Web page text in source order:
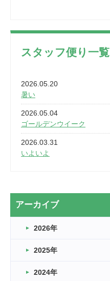
スタッフ便り一覧
2026.05.20
暑い
2026.05.04
ゴールデンウイーク
2026.03.31
いよいよ
2026.03.20
なぎなた
2026.03.16
車いすバスケとRくんのお話
アーカイブ
2026年
2025年
2024年